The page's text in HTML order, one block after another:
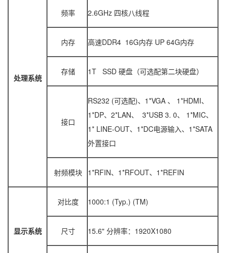
处理系统
频率 2.6GHz 四核八线程
内存 高速DDR4 16G内存 UP 64G内存
存储 1T SSD 硬盘（可选配第二块硬盘）
接口
RS232 (可选配)、1*VGA 、 1*HDMI、
1*DP、2*LAN、 3*USB 3. 0、 1*MIC、
1* LINE-OUT、1*DC电源输入、1*SATA
外置接口
射频模块 1*RFIN、1*RFOUT、1*REFIN
显示系统
对比度 1000:1 (Typ.) (TM)
尺寸 15.6" 分辨率：1920X1080